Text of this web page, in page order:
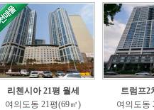
리첸시아 21평 월세
여의도동 21평(69㎡)
트럼프2
여의도동